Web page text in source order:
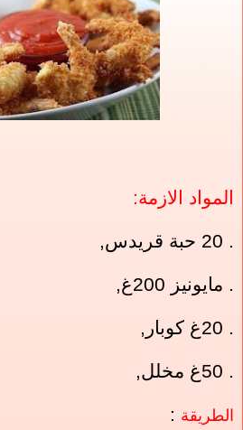
المواد الازمة:
. 20 حبة قريدس,
. مايونيز 200غ,
. 20غ كوبار,
. 50غ مخلل,
الطريقة :